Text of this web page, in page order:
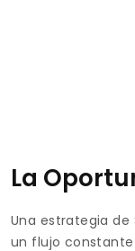
La
Una estrategia de
un flujo